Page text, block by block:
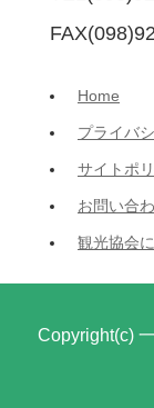
Home
プライバ
サイトポ
お問い合
観光協会
Copyright(c)